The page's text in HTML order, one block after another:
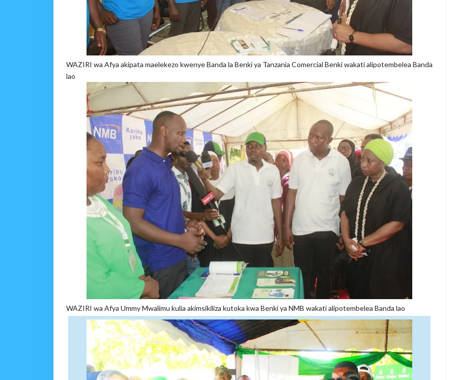
WAZIRI wa Afya akipata maelekezo kwenye Banda la Benki ya Tanzania Comercial Benki wakati alipotembelea Banda
lao
WAZIRI wa Afya Ummy Mwalimu kulia akimsikiliza kutoka kwa Benki ya NMB wakati alipotembelea Banda lao